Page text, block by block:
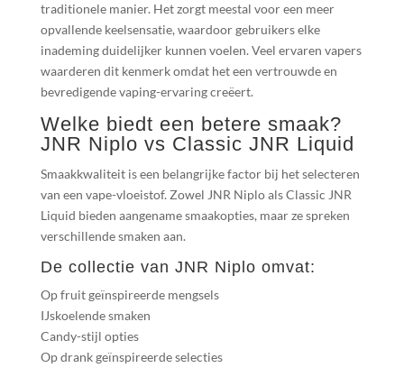
traditionele manier. Het zorgt meestal voor een meer
opvallende keelsensatie, waardoor gebruikers elke
inademing duidelijker kunnen voelen. Veel ervaren vapers
waarderen dit kenmerk omdat het een vertrouwde en
bevredigende vaping-ervaring creëert.
Welke biedt een betere smaak?
JNR Niplo vs Classic JNR Liquid
Smaakkwaliteit is een belangrijke factor bij het selecteren
van een vape-vloeistof. Zowel JNR Niplo als Classic JNR
Liquid bieden aangename smaakopties, maar ze spreken
verschillende smaken aan.
De collectie van JNR Niplo omvat:
Op fruit geïnspireerde mengsels
IJskoelende smaken
Candy-stijl opties
Op drank geïnspireerde selecties